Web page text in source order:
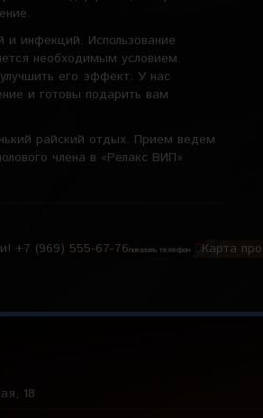
инфекций. Использование
необходимым условием.
его эффект. У нас
и готовы подарить вам
райский отдых. Прием ведем
члена в «Релакс ВИП»
+7 (969) 555-67-76показать телефон Карта
18